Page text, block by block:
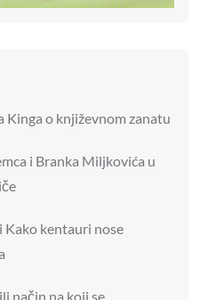
Kinga o književnom zanatu
i Branka Miljkovića u
Kako kentauri nose
način na koji se